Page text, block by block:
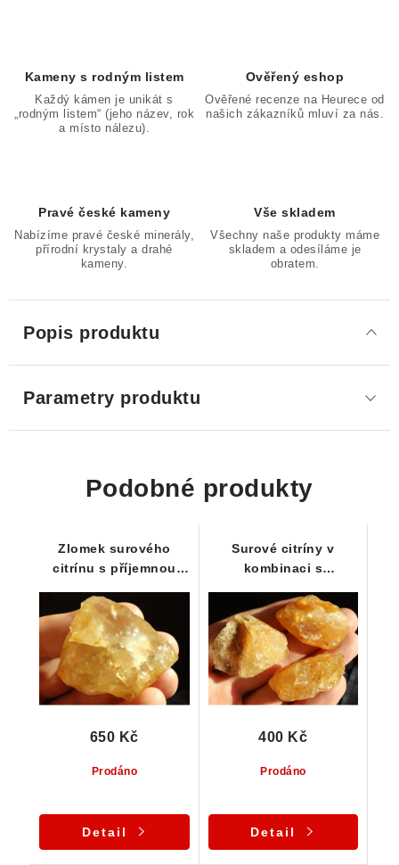
Kameny s rodným listem
Každý kámen je unikát s
„rodným listem“ (jeho název, rok
a místo nálezu).
Ověřený eshop
Ověřené recenze na Heurece od
našich zákazníků mluví za nás.
Pravé české kameny
Nabízíme pravé české minerály,
přírodní krystaly a drahé
kameny.
Vše skladem
Všechny naše produkty máme
skladem a odesíláme je
obratem.
Popis produktu
Parametry produktu
Podobné produkty
Zlomek surového
citrínu s příjemnou
Vysočina
Prodáno
650 Kč
Detail
Surové citríny v
kombinaci s
Série 3 ks
Prodáno
400 Kč
Detail